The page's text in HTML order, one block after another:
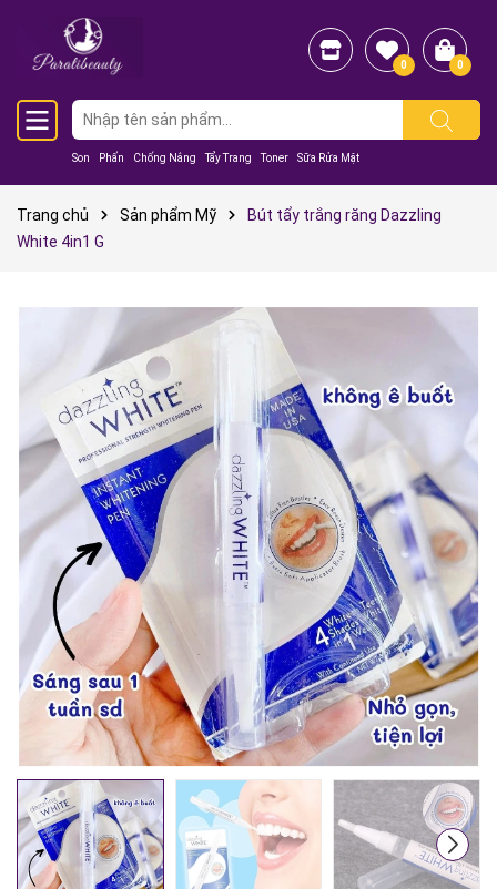
Son Phấn Chống Nắng Tẩy Trang Toner Sữa Rửa Mặt
0 0
Trang chủ Sản phẩm Mỹ
Bút tẩy trắng răng Dazzling
White 4in1 G
Mã giảm giá:
Ngày hết hạn:
Điều kiện: